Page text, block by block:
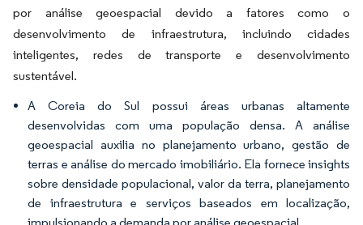
por análise geoespacial devido a fatores como o
desenvolvimento de infraestrutura, incluindo cidades
inteligentes, redes de transporte e desenvolvimento
sustentável.
A Coreia do Sul possui áreas urbanas altamente
desenvolvidas com uma população densa. A análise
geoespacial auxilia no planejamento urbano, gestão de
terras e análise do mercado imobiliário. Ela fornece insights
sobre densidade populacional, valor da terra, planejamento
de infraestrutura e serviços baseados em localização,